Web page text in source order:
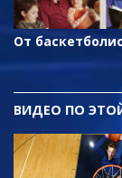
От
ВИДЕО ПО